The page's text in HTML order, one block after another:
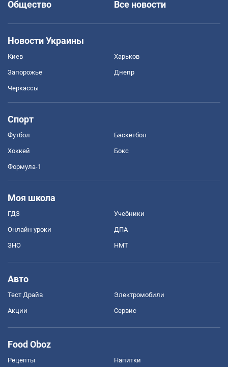
Общество
Все новости
Новости Украины
Киев Харьков
Запорожье Днепр
Черкассы
Спорт
Футбол Баскетбол
Хоккей Бокс
Формула-1
Моя школа
ГДЗ Учебники
Онлайн уроки ДПА
ЗНО НМТ
Авто
Тест Драйв Электромобили
Акции Сервис
Food Oboz
Рецепты Напитки